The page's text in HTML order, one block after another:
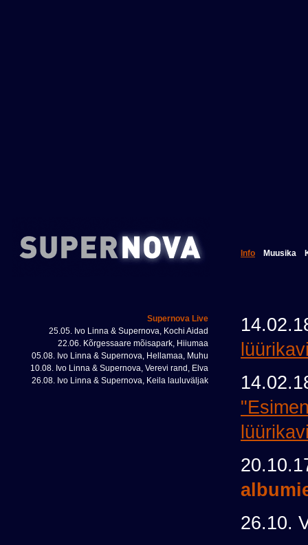
Info Muusika
Supernova Live
25.05. Ivo Linna & Supernova, Kochi Aidad
22.06. Kõrgessaare mõisapark, Hiiumaa
05.08. Ivo Linna & Supernova, Hellamaa, Muhu
10.08. Ivo Linna & Supernova, Verevi rand, Elva
26.08. Ivo Linna & Supernova, Keila lauluväljak
26.10.